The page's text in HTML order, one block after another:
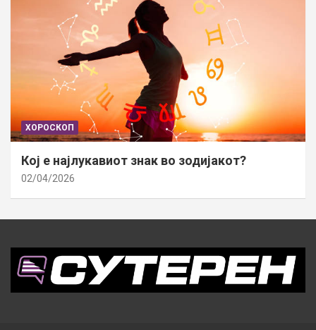
ХОРОСКОП
Кој е најлукавиот знак во зодијакот?
02/04/2026